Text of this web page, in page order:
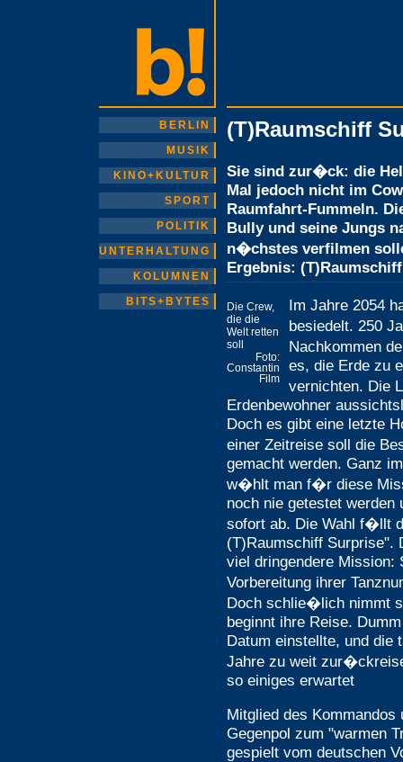
BERLIN
MUSIK
KINO+KULTUR
SPORT
POLITIK
UNTERHALTUNG
KOLUMNEN
BITS+BYTES
(T)Raumschiff
Sie sind zur�ck: die
Mal jedoch nicht im
Raumfahrt-Fummeln.
Bully und seine Jungs
n�chstes verfilmen
Ergebnis:
Die Crew,
die die
Welt retten
soll
Foto:
Constantin
Film
Im Jahre 2054
besiedelt. 250
Nachkommen
es, die Erde zu
vernichten. Die
Erdenbewohner
Doch es gibt eine letzte
einer Zeitreise soll die
gemacht werden. Ganz
w�hlt man f�r diese
noch nie getestet werden
sofort ab. Die Wahl f�llt
(T)Raumschiff Surprise".
viel dringendere Mission:
Vorbereitung ihrer
Doch schlie�lich nimmt
beginnt ihre Reise.
Datum einstellte, und die
Jahre zu weit
so einiges erwartet
Mitglied des
Gegenpol zum "warmen
gespielt vom deutschen